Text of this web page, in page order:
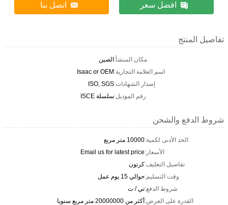
افضل سعر اتصل بنا
تفاصيل المنتج
مكان المنشأ:الصين
اسم العلامة التجارية:Isaac or OEM
إصدار الشهادات:ISO, SGS
رقم الموديل:سلسلة ISCE
شروط الدفع والشحن
الحد الأدنى لكمية:10000 متر مربع
الأسعار:Email us for latest price
تفاصيل التغليف:كرتون
وقت التسليم:حوالي 15 يوم عمل
شروط الدفع:تي / ت
القدرة على العرض:أكثر من 20000000 متر مربع سنويا